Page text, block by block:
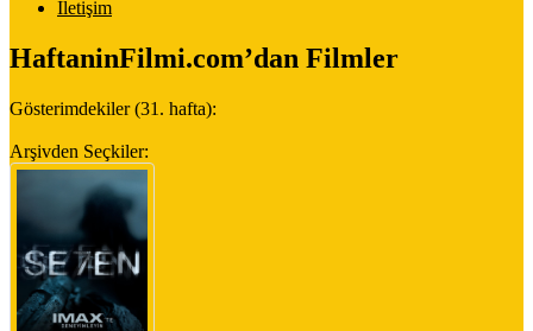
İletişim
HaftaninFilmi.com’dan Filmler
Gösterimdekiler (31. hafta):
Arşivden Seçkiler: